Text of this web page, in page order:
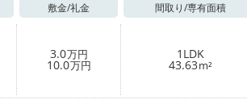
敷金/礼金 間取り/専有面積
3.0万円
10.0万円
1LDK
43.63m²